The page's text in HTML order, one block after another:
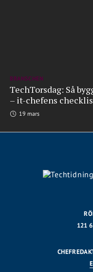
BRANSCHEN
TechTorsdag: Så
– it-chefens
19 mars
121